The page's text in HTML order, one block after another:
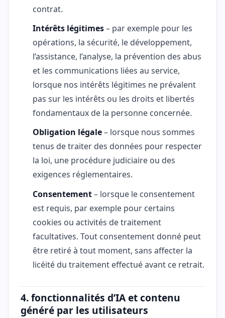
contrat.
Intérêts légitimes– par exemple pour les
opérations, la sécurité, le développement,
l’assistance, l’analyse, la prévention des abus
et les communications liées au service,
lorsque nos intérêts légitimes ne prévalent
pas sur les intérêts ou les droits et libertés
fondamentaux de la personne concernée.
Obligation légale– lorsque nous sommes
tenus de traiter des données pour respecter
la loi, une procédure judiciaire ou des
exigences réglementaires.
Consentement– lorsque le consentement
est requis, par exemple pour certains
cookies ou activités de traitement
facultatives. Tout consentement donné peut
être retiré à tout moment, sans affecter la
licéité du traitement effectué avant ce retrait.
4. fonctionnalités d’IA et contenu
généré par les utilisateurs